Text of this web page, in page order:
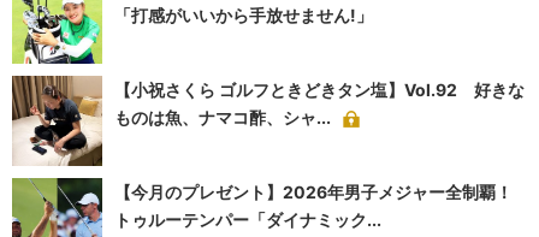
「打感がいいから手放せません!」
【小祝さくら ゴルフときどきタン塩】Vol.92 好きな
ものは魚、ナマコ酢、シャ...
【今月のプレゼント】2026年男子メジャー全制覇！
トゥルーテンパー「ダイナミック...